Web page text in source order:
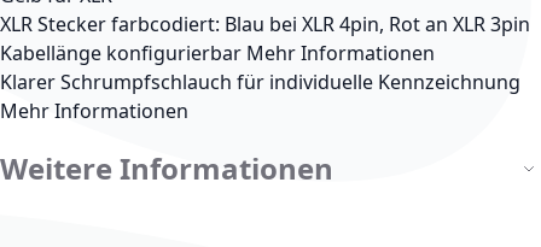
XLR Stecker farbcodiert: Blau bei XLR 4pin, Rot an XLR 3pin
Kabellänge konfigurierbar Mehr Informationen
Klarer Schrumpfschlauch für individuelle Kennzeichnung
Mehr Informationen
Weitere Informationen